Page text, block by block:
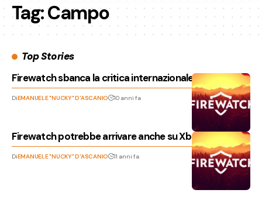
Tag:Campo
Top Stories
Firewatch sbanca la critica internazionale!
DiEMANUELE "NUCKY" D'ASCANIO 10 anni fa
Firewatch potrebbe arrivare anche su Xbox One!
DiEMANUELE "NUCKY" D'ASCANIO 11 anni fa